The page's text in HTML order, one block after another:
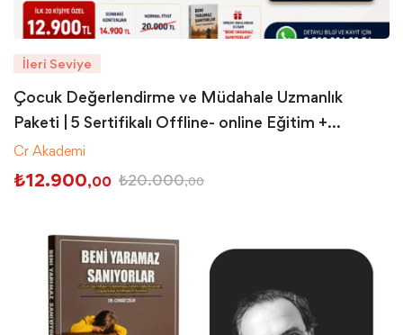
İleri Seviye
Çocuk Değerlendirme ve Müdahale Uzmanlık
Paketi | 5 Sertifikalı Offline- online Eğitim +
Süpervizyon
Cr Akademi
₺12.900,00 ₺20.000,00